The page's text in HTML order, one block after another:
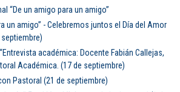
“De un amigo para un amigo”
un amigo” - Celebremos juntos el Día del Amor
académica: Docente Fabián Callejas,
Académica. (17 de septiembre)
Pastoral (21 de septiembre)
Inscripciones permanentes
de Corrupción y Sobornos